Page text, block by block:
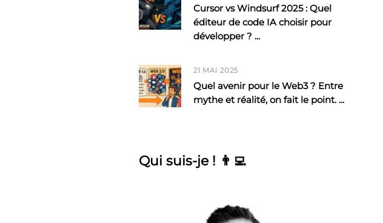
Cursor vs Windsurf 2025 : Quel
éditeur de code IA choisir pour
développer ? ...
21 MAI 2025
Quel avenir pour le Web3 ? Entre
mythe et réalité, on fait le point. ...
Qui suis-je ! 👨‍💻